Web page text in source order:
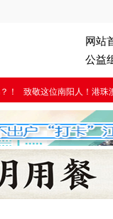
网站
公益
！ 致敬这位南阳人！港珠